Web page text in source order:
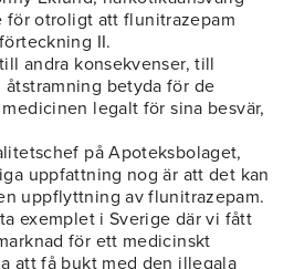
för otroligt att flunitrazepam
II.
andra konsekvenser, till
betyda för de
legalt för sina besvär,
på Apoteksbolaget,
uppfattning nog är att det kan
uppflyttning av flunitrazepam.
exemplet i Sverige där vi fått
för ett medicinskt
att få bukt med den illegala